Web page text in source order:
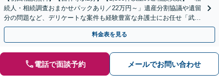
続人・相続調査おまかせパックあり／22万円～」遺産分割協議や遺留
分の問題など、デリケートな案件も経験豊富な弁護士にお任せ「武蔵
野市／三鷹市／小金井市／杉並区／練馬区など」
料金表を見る
電話で面談予約 メールでお問い合わせ